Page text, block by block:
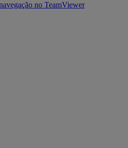
no TeamViewer